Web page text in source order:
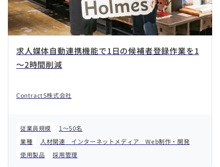
求人媒体自動連携機能で1日の候補者登録作業を1
～2時間削減
ContractS株式会社
従業員規模
1～50名
業種
人材関連 インターネットメディア
Web制作・開発
使用製品
採用管理